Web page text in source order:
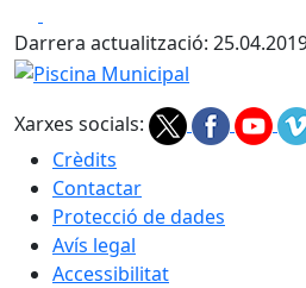
+
−
Darrera actualització:
Piscina Municipal
Xarxes socials:
Crèdits
Contactar
Protecció de dades
Avís legal
Accessibilitat